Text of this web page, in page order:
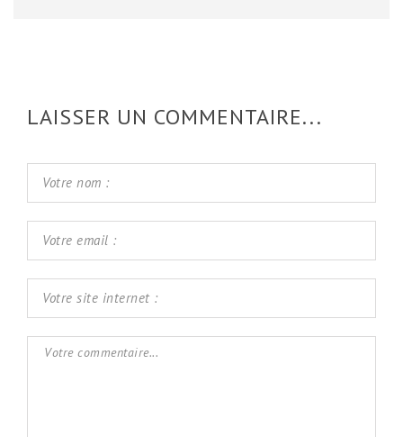
LAISSER UN COMMENTAIRE...